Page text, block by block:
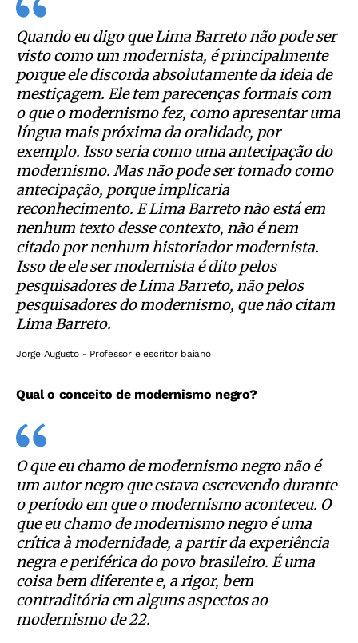
Quando eu digo que Lima Barreto não pode ser
visto como um modernista, é principalmente
porque ele discorda absolutamente da ideia de
mestiçagem. Ele tem parecenças formais com
o que o modernismo fez, como apresentar uma
língua mais próxima da oralidade, por
exemplo. Isso seria como uma antecipação do
modernismo. Mas não pode ser tomado como
antecipação, porque implicaria
reconhecimento. E Lima Barreto não está em
nenhum texto desse contexto, não é nem
citado por nenhum historiador modernista.
Isso de ele ser modernista é dito pelos
pesquisadores de Lima Barreto, não pelos
pesquisadores do modernismo, que não citam
Lima Barreto.
Jorge Augusto - Professor e escritor baiano
Qual o conceito de modernismo negro?
O que eu chamo de modernismo negro não é
um autor negro que estava escrevendo durante
o período em que o modernismo aconteceu. O
que eu chamo de modernismo negro é uma
crítica à modernidade, a partir da experiência
negra e periférica do povo brasileiro. É uma
coisa bem diferente e, a rigor, bem
contraditória em alguns aspectos ao
modernismo de 22.